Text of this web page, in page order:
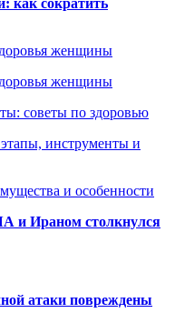
женщины
женщины
советы по здоровью
инструменты и
и особенности
и Ираном столкнулся
атаки повреждены